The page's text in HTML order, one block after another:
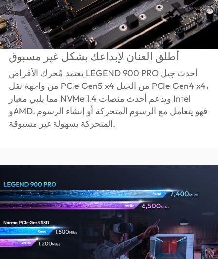
أطلق العنان لإبداعك بشكل غير مسبوق
يعتمد مُحرك الأقراص LEGEND 900 PRO أحدث جيل
من واجهة نقل PCIe Gen5 x4 من الجيل PCIe Gen4 x4،
مما يلبي معيار NVMe 1.4 ويدعم أحدث منصات Intel
وAMD. فهو يتعامل مع الرسوم المتحركة أو إنشاء الرسوم
المتحركة بسهولة غير مسبوقة.